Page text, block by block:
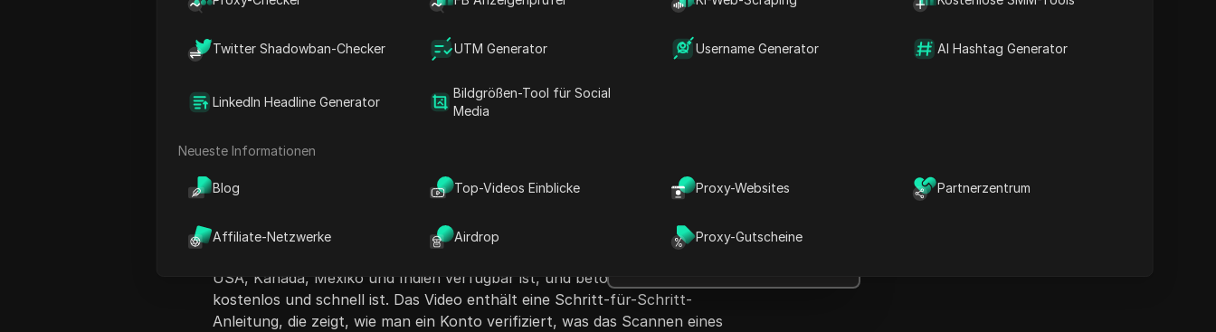
Twitter Shadowban-Checker UTM Generator Username Generator AI Hashtag Generator
LinkedIn Headline Generator
Bildgrößen-Tool für Social
Media
Neueste Informationen
Blog Top-Videos Einblicke Proxy-Websites Partnerzentrum
Affiliate-Netzwerke Airdrop Proxy-Gutscheine
Inhaltsübersicht
In ChatGPT öffnen
In Claude öffnen
Verifizierungssiegel auf LinkedIn erhält. Es beschreibt zwei Arten der
Identitätsverifizierung und die Arbeitsplatzverifizierung. Der Gastgeber
erläutert den Prozess der Identitätsverifizierung, die für Nutzer in den
USA, Kanada, Mexiko und Indien verfügbar ist, und betont, dass sie
kostenlos und schnell ist. Das Video enthält eine Schritt-für-Schritt-
Anleitung, die zeigt, wie man ein Konto verifiziert, was das Scannen eines
Wichtige Informationen
Inhaltsstichwörter
hält Ihre Verwaltung mehrerer